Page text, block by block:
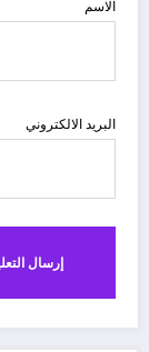
الاسم
البريد الالكتروني